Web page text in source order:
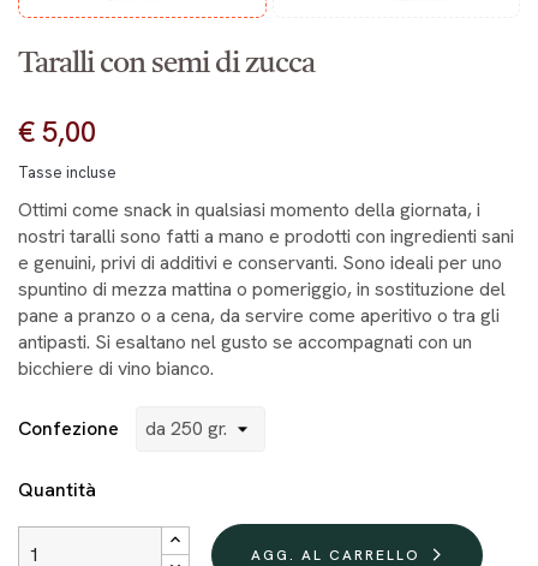
Taralli con semi di zucca
€ 5,00
Tasse incluse
Ottimi come snack in qualsiasi momento della giornata, i
nostri taralli sono fatti a mano e prodotti con ingredienti sani
e genuini, privi di additivi e conservanti. Sono ideali per uno
spuntino di mezza mattina o pomeriggio, in sostituzione del
pane a pranzo o a cena, da servire come aperitivo o tra gli
antipasti. Si esaltano nel gusto se accompagnati con un
bicchiere di vino bianco.
Confezione
Quantità
AGG. AL CARRELLO